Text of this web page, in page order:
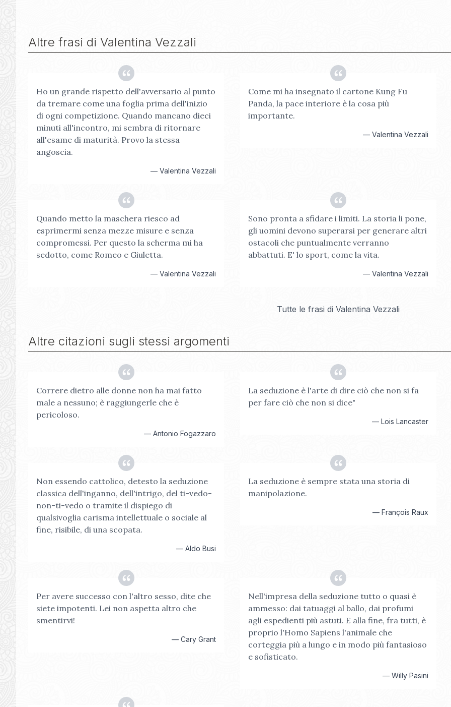
Altre frasi di Valentina Vezzali
Ho un grande rispetto dell'avversario al punto
da tremare come una foglia prima dell'inizio
di ogni competizione. Quando mancano dieci
minuti all'incontro, mi sembra di ritornare
all'esame di maturità. Provo la stessa
angoscia.
—Valentina Vezzali
Come mi ha insegnato il cartone Kung Fu
Panda, la pace interiore è la cosa più
importante.
— Valentina Vezzali
Quando metto la maschera riesco ad
esprimermi senza mezze misure e senza
compromessi. Per questo la scherma mi ha
sedotto, come Romeo e Giuletta.
—Valentina Vezzali
Sono pronta a sfidare i limiti. La storia li pone,
gli uomini devono superarsi per generare altri
ostacoli che puntualmente verranno
abbattuti. E' lo sport, come la vita.
— Valentina Vezzali
Tutte le frasi di Valentina Vezzali
Altre citazioni sugli stessi argomenti
Correre dietro alle donne non ha mai fatto
male a nessuno; è raggiungerle che è
pericoloso.
—Antonio Fogazzaro
La seduzione è l'arte di dire ciò che non si fa
per fare ciò che non si dice"
— Lois Lancaster
Non essendo cattolico, detesto la seduzione
classica dell'inganno, dell'intrigo, del ti-vedo-
non-ti-vedo o tramite il dispiego di
qualsivoglia carisma intellettuale o sociale al
fine, risibile, di una scopata.
—Aldo Busi
La seduzione è sempre stata una storia di
manipolazione.
— François Raux
Per avere successo con l'altro sesso, dite che
siete impotenti. Lei non aspetta altro che
smentirvi!
—Cary Grant
Nell'impresa della seduzione tutto o quasi è
ammesso: dai tatuaggi al ballo, dai profumi
agli espedienti più astuti. E alla fine, fra tutti, è
proprio l'Homo Sapiens l'animale che
corteggia più a lungo e in modo più fantasioso
e sofisticato.
— Willy Pasini